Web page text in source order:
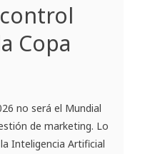
Copa
no será el Mundial
de marketing. Lo
Inteligencia Artificial